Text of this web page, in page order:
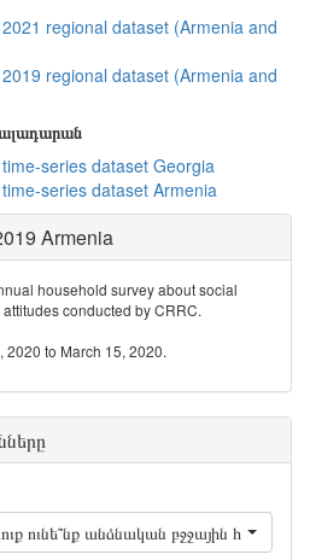
regional dataset (Armenia and
regional dataset (Armenia and
series dataset Georgia
series dataset Armenia
Armenia
household survey about social
conducted by CRRC.
2020 to March 15, 2020.
ունե՞նք անձնական բջջային հեռախոս։